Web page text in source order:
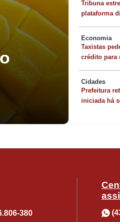
Tribuna
plataforma
Economia
Taxistas
crédito para
Cidades
Prefeitura
iniciada há
Amaral, 4270 - 86.806-380